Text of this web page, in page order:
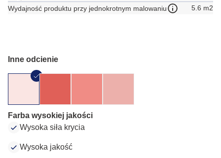
Wydajność produktu przy jednokrotnym malowaniu
5.6 m2
Inne odcienie
Farba wysokiej jakości
Wysoka siła krycia
Wysoka jakość